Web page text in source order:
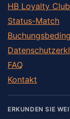
HB Loyalty Club
Status-Match
FAQ
Kontakt
ERKUNDEN SIE